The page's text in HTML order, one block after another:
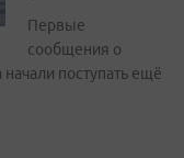
Первые
сообщения о
поступать ещё